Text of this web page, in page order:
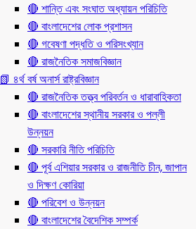
🔴 শান্তি এবং সংঘাত অধ্যায়ন পরিচিতি
🔴 বাংলাদেশের লোক প্রশাসন
🔴 গবেষণা পদ্ধতি ও পরিসংখ্যান
🔴 রাজনৈতিক সমাজবিজ্ঞান
📗 ৪র্থ বর্ষ অনার্স রাষ্ট্রবিজ্ঞান
🔴 রাজনৈতিক তত্ত্ব পরিবর্তন ও ধারাবাহিকতা
🔴 বাংলাদেশের স্থানীয় সরকার ও পল্লী
উন্নয়ন
🔴 সরকারি নীতি পরিচিতি
🔴 পূর্ব এশিয়ার সরকার ও রাজনীতি চীন, জাপান
ও দিক্ষণ কোরিয়া
🔴 পরিবেশ ও উন্নয়ন
🔴 বাংলাদেশের বৈদেশিক সম্পর্ক